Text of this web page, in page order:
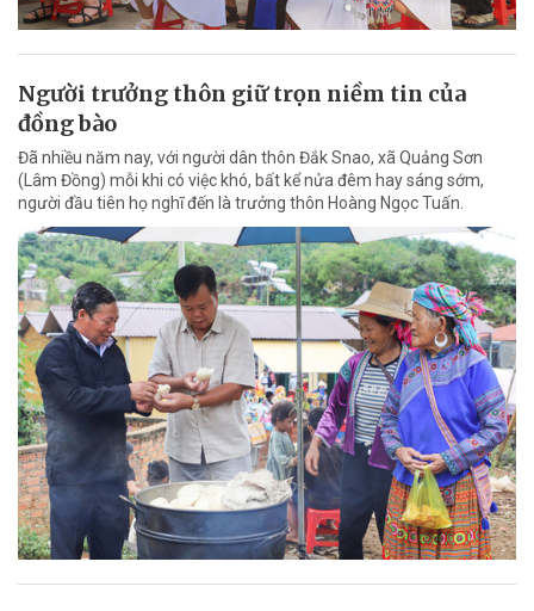
Người trưởng thôn giữ trọn niềm tin của
đồng bào
Đã nhiều năm nay, với người dân thôn Đắk Snao, xã Quảng Sơn
(Lâm Đồng) mỗi khi có việc khó, bất kể nửa đêm hay sáng sớm,
người đầu tiên họ nghĩ đến là trưởng thôn Hoàng Ngọc Tuấn.